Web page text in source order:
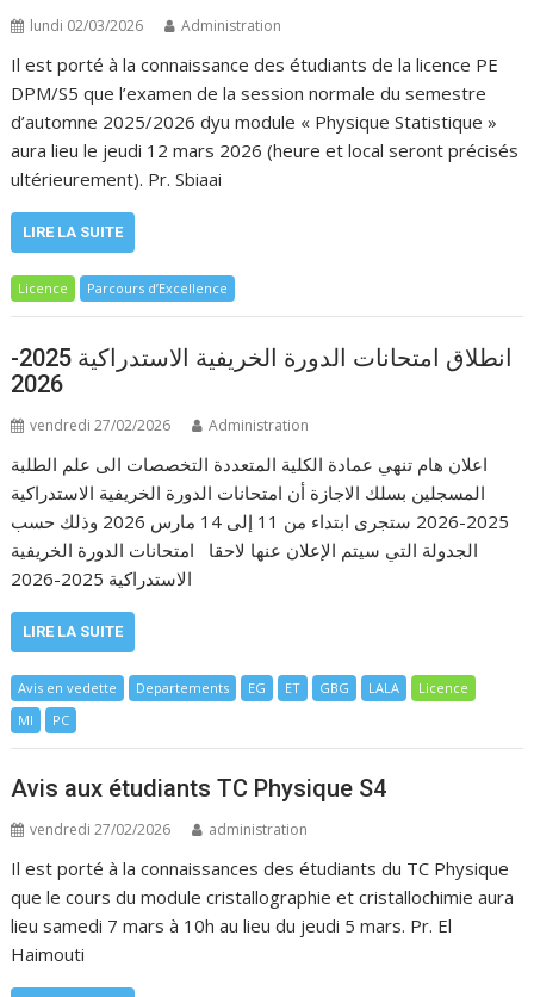
lundi 02/03/2026 Administration
Il est porté à la connaissance des étudiants de la licence PE
DPM/S5 que l’examen de la session normale du semestre
d’automne 2025/2026 dyu module « Physique Statistique »
aura lieu le jeudi 12 mars 2026 (heure et local seront précisés
ultérieurement). Pr. Sbiaai
LIRE LA SUITE
Licence Parcours d’Excellence
انطلاق امتحانات الدورة الخريفية الاستدراكية 2025-
2026
vendredi 27/02/2026 Administration
اعلان هام تنهي عمادة الكلية المتعددة التخصصات الى علم الطلبة
المسجلين بسلك الاجازة أن امتحانات الدورة الخريفية الاستدراكية
2025-2026 ستجرى ابتداء من 11 إلى 14 مارس 2026 وذلك حسب
الجدولة التي سيتم الإعلان عنها لاحقا امتحانات الدورة الخريفية
الاستدراكية 2025-2026
LIRE LA SUITE
Avis en vedette Departements EG ET GBG LALA
Licence
MI
PC
Avis aux étudiants TC Physique S4
vendredi 27/02/2026 administration
Il est porté à la connaissances des étudiants du TC Physique
que le cours du module cristallographie et cristallochimie aura
lieu samedi 7 mars à 10h au lieu du jeudi 5 mars. Pr. El
Haimouti